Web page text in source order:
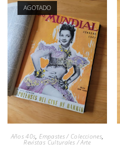
AGOTADO
Años 40s,Empastes / Colecciones,
Revistas Culturales / Arte